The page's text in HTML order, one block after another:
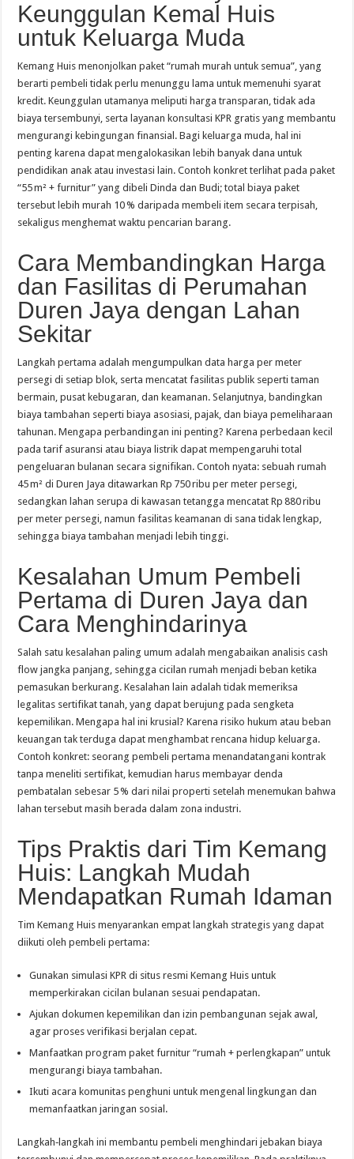
Keunggulan Kemal Huis
untuk Keluarga Muda
Kemang Huis menonjolkan paket “rumah murah untuk semua”, yang
berarti pembeli tidak perlu menunggu lama untuk memenuhi syarat
kredit. Keunggulan utamanya meliputi harga transparan, tidak ada
biaya tersembunyi, serta layanan konsultasi KPR gratis yang membantu
mengurangi kebingungan finansial. Bagi keluarga muda, hal ini
penting karena dapat mengalokasikan lebih banyak dana untuk
pendidikan anak atau investasi lain. Contoh konkret terlihat pada paket
“55 m² + furnitur” yang dibeli Dinda dan Budi; total biaya paket
tersebut lebih murah 10 % daripada membeli item secara terpisah,
sekaligus menghemat waktu pencarian barang.
Cara Membandingkan Harga
dan Fasilitas di Perumahan
Duren Jaya dengan Lahan
Sekitar
Langkah pertama adalah mengumpulkan data harga per meter
persegi di setiap blok, serta mencatat fasilitas publik seperti taman
bermain, pusat kebugaran, dan keamanan. Selanjutnya, bandingkan
biaya tambahan seperti biaya asosiasi, pajak, dan biaya pemeliharaan
tahunan. Mengapa perbandingan ini penting? Karena perbedaan kecil
pada tarif asuransi atau biaya listrik dapat mempengaruhi total
pengeluaran bulanan secara signifikan. Contoh nyata: sebuah rumah
45 m² di Duren Jaya ditawarkan Rp 750 ribu per meter persegi,
sedangkan lahan serupa di kawasan tetangga mencatat Rp 880 ribu
per meter persegi, namun fasilitas keamanan di sana tidak lengkap,
sehingga biaya tambahan menjadi lebih tinggi.
Kesalahan Umum Pembeli
Pertama di Duren Jaya dan
Cara Menghindarinya
Salah satu kesalahan paling umum adalah mengabaikan analisis cash
flow jangka panjang, sehingga cicilan rumah menjadi beban ketika
pemasukan berkurang. Kesalahan lain adalah tidak memeriksa
legalitas sertifikat tanah, yang dapat berujung pada sengketa
kepemilikan. Mengapa hal ini krusial? Karena risiko hukum atau beban
keuangan tak terduga dapat menghambat rencana hidup keluarga.
Contoh konkret: seorang pembeli pertama menandatangani kontrak
tanpa meneliti sertifikat, kemudian harus membayar denda
pembatalan sebesar 5 % dari nilai properti setelah menemukan bahwa
lahan tersebut masih berada dalam zona industri.
Tips Praktis dari Tim Kemang
Huis: Langkah Mudah
Mendapatkan Rumah Idaman
Tim Kemang Huis menyarankan empat langkah strategis yang dapat
diikuti oleh pembeli pertama:
Gunakan simulasi KPR di situs resmi Kemang Huis untuk
memperkirakan cicilan bulanan sesuai pendapatan.
Ajukan dokumen kepemilikan dan izin pembangunan sejak awal,
agar proses verifikasi berjalan cepat.
Manfaatkan program paket furnitur “rumah + perlengkapan” untuk
mengurangi biaya tambahan.
Ikuti acara komunitas penghuni untuk mengenal lingkungan dan
memanfaatkan jaringan sosial.
Langkah‑langkah ini membantu pembeli menghindari jebakan biaya